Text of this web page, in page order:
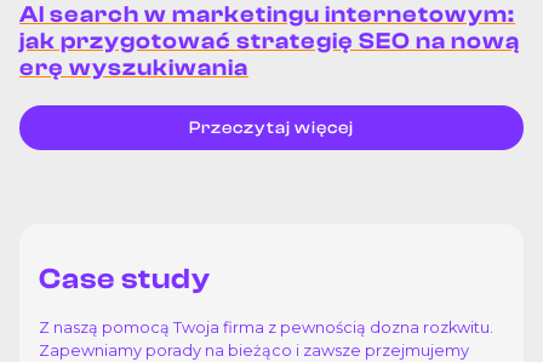
AI search w marketingu internetowym:
jak przygotować strategię SEO na nową
erę wyszukiwania
Przeczytaj więcej
Case study
Z naszą pomocą Twoja firma z pewnością dozna rozkwitu.
Zapewniamy porady na bieżąco i zawsze przejmujemy